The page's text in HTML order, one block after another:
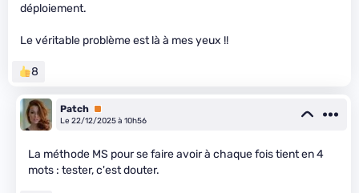
déploiement.
Le véritable problème est là à mes yeux !!
8
Patch Premium
Le 22/12/2025 à 10h56
La méthode MS pour se faire avoir à chaque fois tient en 4
mots : tester, c'est douter.